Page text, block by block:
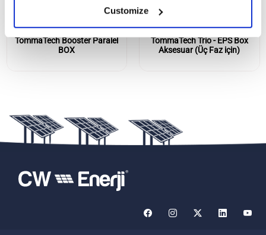
Customize
TommaTech Booster Paralel
BOX
TommaTech Trio - EPS Box
Aksesuar (Üç Faz için)